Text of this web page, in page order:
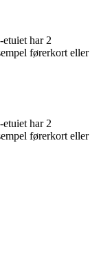
har 2
førerkort eller
har 2
førerkort eller